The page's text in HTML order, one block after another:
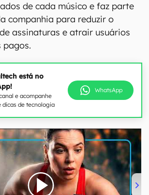
de cada músico e faz parte
companhia para reduzir o
assinaturas e atrair usuários
pagos.
está no
e acompanhe
dicas de tecnologia
WhatsApp